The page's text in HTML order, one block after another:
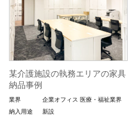
某介護施設の執務エリアの家具
納品事例
業界 企業オフィス 医療・福祉業界
納入用途
新設